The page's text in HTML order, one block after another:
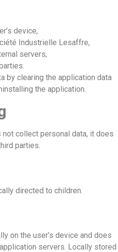
device,
Industrielle Lesaffre,
servers,
by clearing the application data
the application.
collect personal data, it does
parties.
directed to children.
on the user’s device and does
servers. Locally stored